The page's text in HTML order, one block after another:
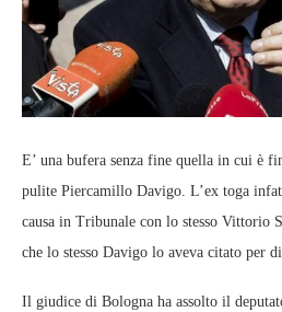
E’ una bufera senza fine quella in cui è
pulite Piercamillo Davigo. L’ex toga
causa in Tribunale con lo stesso Vittorio
che lo stesso Davigo lo aveva citato per
Il giudice di Bologna ha assolto il